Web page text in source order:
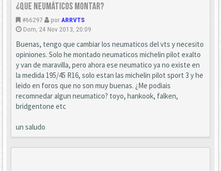
¿que neumáticos montar?
#66297 por ARRVTS
Dom, 24 Nov 2013, 20:09
Buenas, tengo que cambiar los neumaticos del vts y necesito
opiniones. Solo he montado neumaticos michelin pilot exalto
y van de maravilla, pero ahora ese neumatico ya no existe en
la medida 195/45 R16, solo estan las michelin pilot sport 3 y he
leido en foros que no son muy buenas. ¿Me podiais
recomnedar algun neumatico? toyo, hankook, falken,
bridgentone etc
un saludo